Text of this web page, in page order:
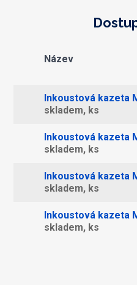
Název
Inkoustová kazeta
skladem, ks
Inkoustová kazeta
skladem, ks
Inkoustová kazeta
skladem, ks
Inkoustová kazeta
skladem, ks